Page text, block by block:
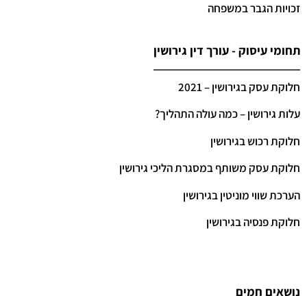
זכויות הגבר במשפחה
תחומי עיסוק - עורך דין גירושין
חלוקת עסק בגירושין – 2021
עלות גירושין – כמה עולה התהליך?
חלוקת רכוש בגירושין
חלוקת עסק משותף במסגרת הליכי גירושין
הערכת שווי מוניטין בגירושין
חלוקת פנסיה בגירושין
נושאים חמים